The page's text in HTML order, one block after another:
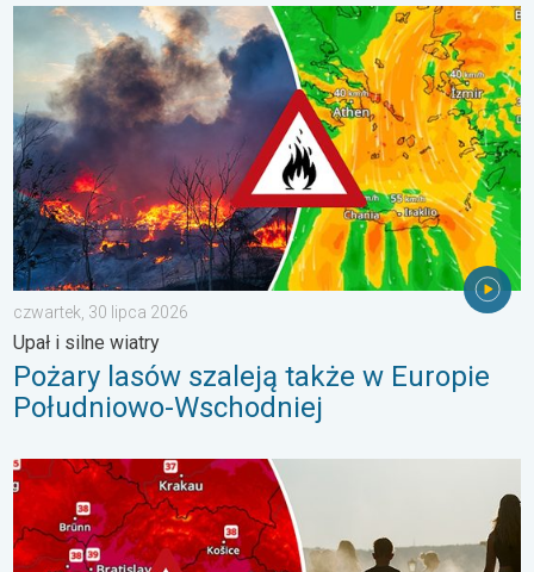
Pożary lasów szaleją także w Europie Południowo-
czwartek, 30 lipca 2026
Upał i silne wiatry
Pożary lasów szaleją także w Europie
Południowo-Wschodniej
Ekstremalny upał w Europie Wschodniej. Ponad 40 stopni. . .